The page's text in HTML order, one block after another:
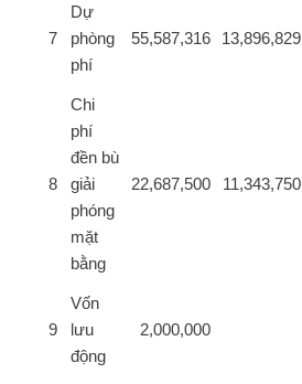
7
Dự
phòng
phí
55,587,316 13,896,829
8
Chi
phí
đền bù
giải
phóng
mặt
bằng
22,687,500 11,343,750
9
Vốn
lưu
động
2,000,000